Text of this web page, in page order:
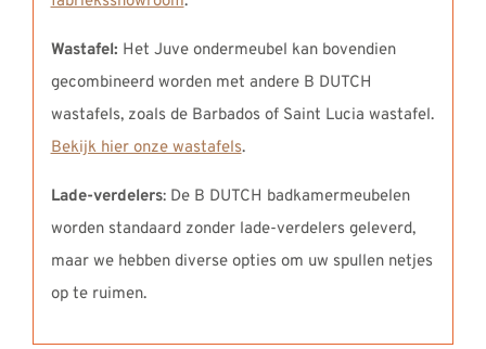
Wastafel: Het Juve ondermeubel kan bovendien
gecombineerd worden met andere B DUTCH
wastafels, zoals de Barbados of Saint Lucia wastafel.
Bekijk hier onze wastafels.
Lade-verdelers: De B DUTCH badkamermeubelen
worden standaard zonder lade-verdelers geleverd,
maar we hebben diverse opties om uw spullen netjes
op te ruimen.